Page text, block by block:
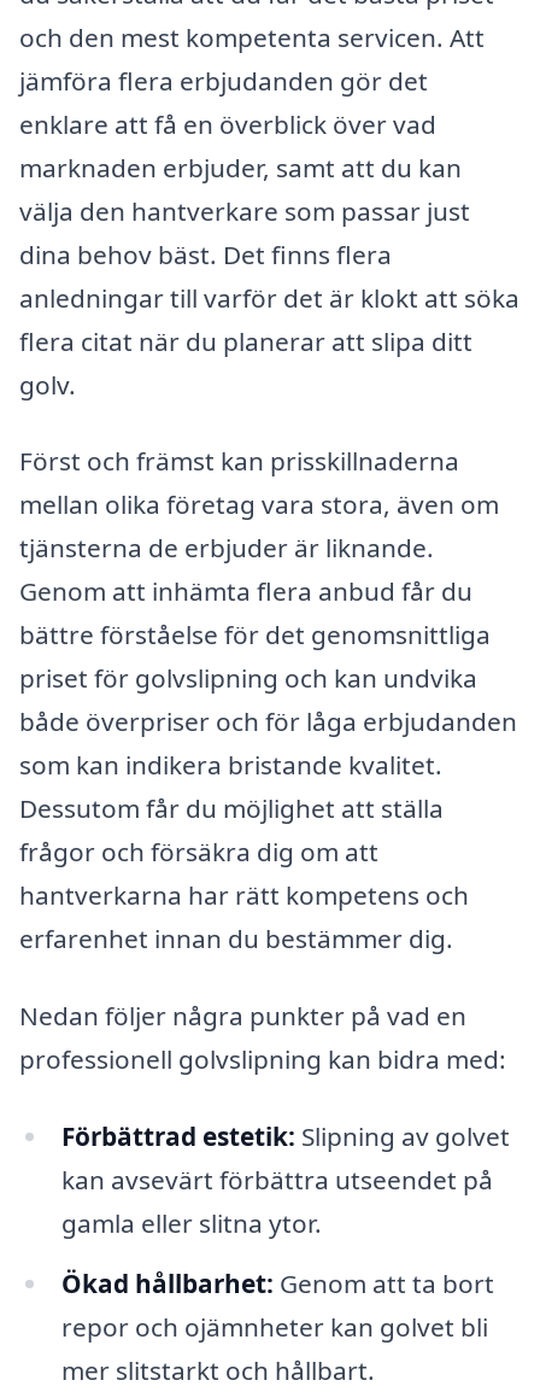
och den mest kompetenta servicen. Att
jämföra flera erbjudanden gör det
enklare att få en överblick över vad
marknaden erbjuder, samt att du kan
välja den hantverkare som passar just
dina behov bäst. Det finns flera
anledningar till varför det är klokt att söka
flera citat när du planerar att slipa ditt
golv.
Först och främst kan prisskillnaderna
mellan olika företag vara stora, även om
tjänsterna de erbjuder är liknande.
Genom att inhämta flera anbud får du
bättre förståelse för det genomsnittliga
priset för golvslipning och kan undvika
både överpriser och för låga erbjudanden
som kan indikera bristande kvalitet.
Dessutom får du möjlighet att ställa
frågor och försäkra dig om att
hantverkarna har rätt kompetens och
erfarenhet innan du bestämmer dig.
Nedan följer några punkter på vad en
professionell golvslipning kan bidra med:
Förbättrad estetik: Slipning av golvet
kan avsevärt förbättra utseendet på
gamla eller slitna ytor.
Ökad hållbarhet: Genom att ta bort
repor och ojämnheter kan golvet bli
mer slitstarkt och hållbart.